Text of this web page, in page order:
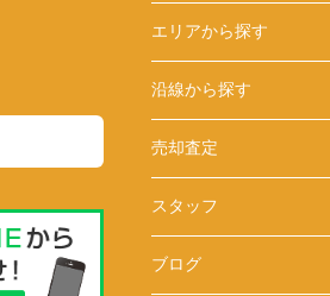
エリアから探す
沿線から探す
売却査定
スタッフ
ブログ